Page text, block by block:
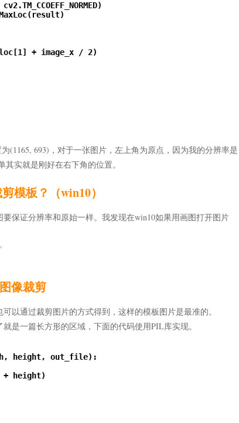
+ image_x / 2)
(1165, 693)，对于一张图片，左上角为原点，因为我的分辨率
实就是刚好在右下角的位置。
模板？（win10）
保证分辨率和原始一样。我发现在win10如果用画图打开图片
图像裁剪
以通过裁剪图片的方式得到，这样的模板图片是最准的。
是一篇长方形的区域，下面的代码使用PIL库实现。
height, out_file):
+ height)